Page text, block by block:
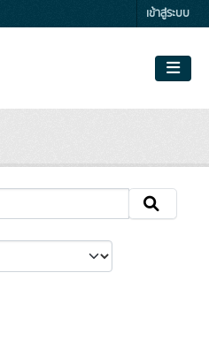
เข้าสู่ระบบ